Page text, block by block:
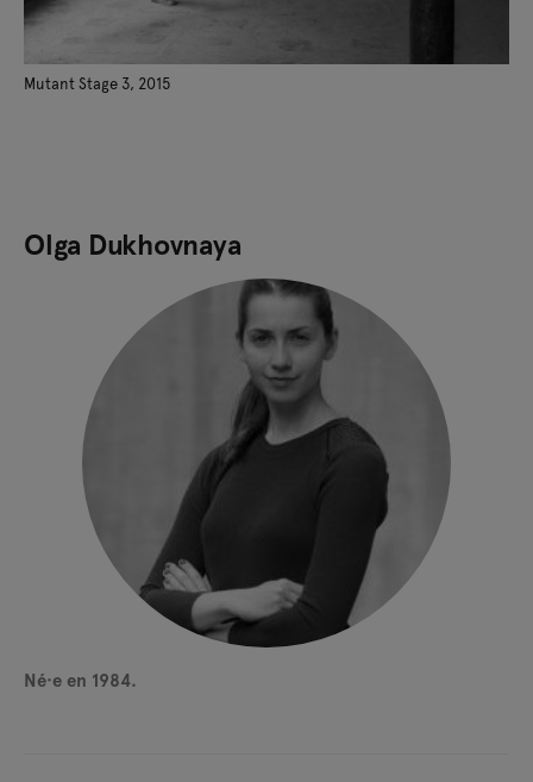
Mutant Stage 3, 2015
Olga Dukhovnaya
Né·e en 1984.